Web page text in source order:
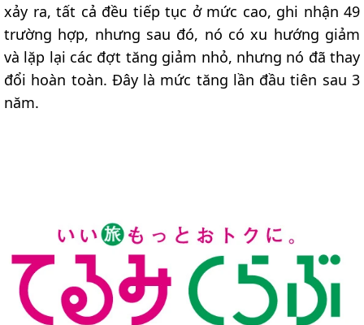
xảy ra, tất cả đều tiếp tục ở mức cao, ghi nhận 49
trường hợp, nhưng sau đó, nó có xu hướng giảm
và lặp lại các đợt tăng giảm nhỏ, nhưng nó đã thay
đổi hoàn toàn. Đây là mức tăng lần đầu tiên sau 3
năm.